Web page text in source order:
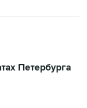
Петербурга